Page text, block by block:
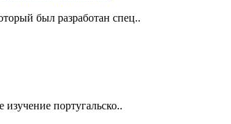
был разработан спец..
португальско..